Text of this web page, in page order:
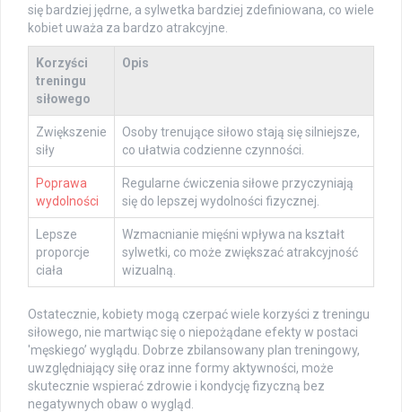
się bardziej jędrne, a sylwetka bardziej zdefiniowana, co wiele
kobiet uważa za bardzo atrakcyjne.
Korzyści
treningu
siłowego
Opis
Zwiększenie
siły
Osoby trenujące siłowo stają się silniejsze,
co ułatwia codzienne czynności.
Poprawa
wydolności
Regularne ćwiczenia siłowe przyczyniają
się do lepszej wydolności fizycznej.
Lepsze
proporcje
ciała
Wzmacnianie mięśni wpływa na kształt
sylwetki, co może zwiększać atrakcyjność
wizualną.
Ostatecznie, kobiety mogą czerpać wiele korzyści z treningu
siłowego, nie martwiąc się o niepożądane efekty w postaci
'męskiego’ wyglądu. Dobrze zbilansowany plan treningowy,
uwzględniający siłę oraz inne formy aktywności, może
skutecznie wspierać zdrowie i kondycję fizyczną bez
negatywnych obaw o wygląd.